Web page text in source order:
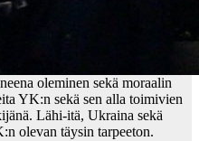
oleminen sekä moraalin
YK:n sekä sen alla toimivien
Lähi-itä, Ukraina sekä
olevan täysin tarpeeton.